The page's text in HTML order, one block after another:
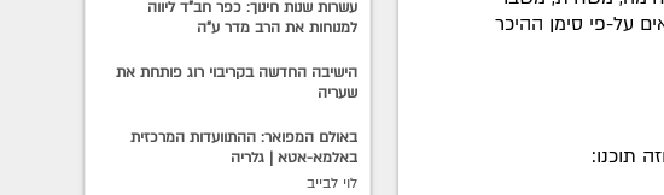
על-פי סימן ההיכר
תוכנו:
עשרות שנות חינוך: כפר חב"ד ליווה
למנוחות את הרב מדר ע"ה
הישיבה החדשה בקריבוי רוג פותחת את
שעריה
באולם המפואר: ההתוועדות המרכזית
באלמא-אטא | גלריה
לוי לבייב